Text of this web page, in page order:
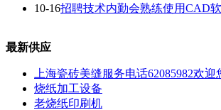
10-16招聘技术内勤会熟练使用CAD
最新供应
上海瓷砖美缝服务电话62085982欢迎
烧纸加工设备
老烧纸印刷机